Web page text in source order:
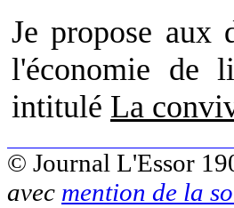
Je propose aux
l'économie de
intitulé La
© Journal L'Essor
avec mention de la